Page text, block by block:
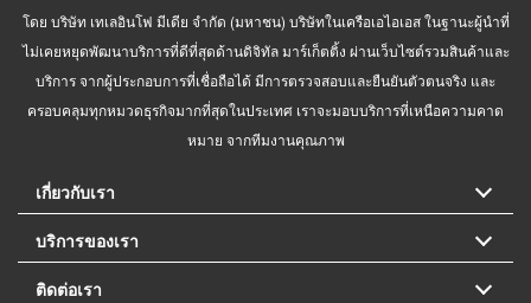
โดย บริษัท เทเลอินโฟ มีเดีย จำกัด (มหาชน) บริษัทในเครือเอไอเอส ในฐานะผู้นำที่
ไม่เคยหยุดพัฒนาบริการที่ดีที่สุดด้านดิจิทัล มาร์เก็ตติ้ง ผ่านเว็บไซต์รวมสินค้าและ
บริการ จากผู้ประกอบการที่เชื่อถือได้ มีการตรวจสอบและยืนยันตัวตนจริง และ
ครอบคลุมทุกหมวดธุรกิจมากที่สุดในประเทศ เราจะมอบบริการที่เหนือความคาด
หมาย จากทีมงานคุณภาพ
เกี่ยวกับเรา
บริการของเรา
ติดต่อเรา